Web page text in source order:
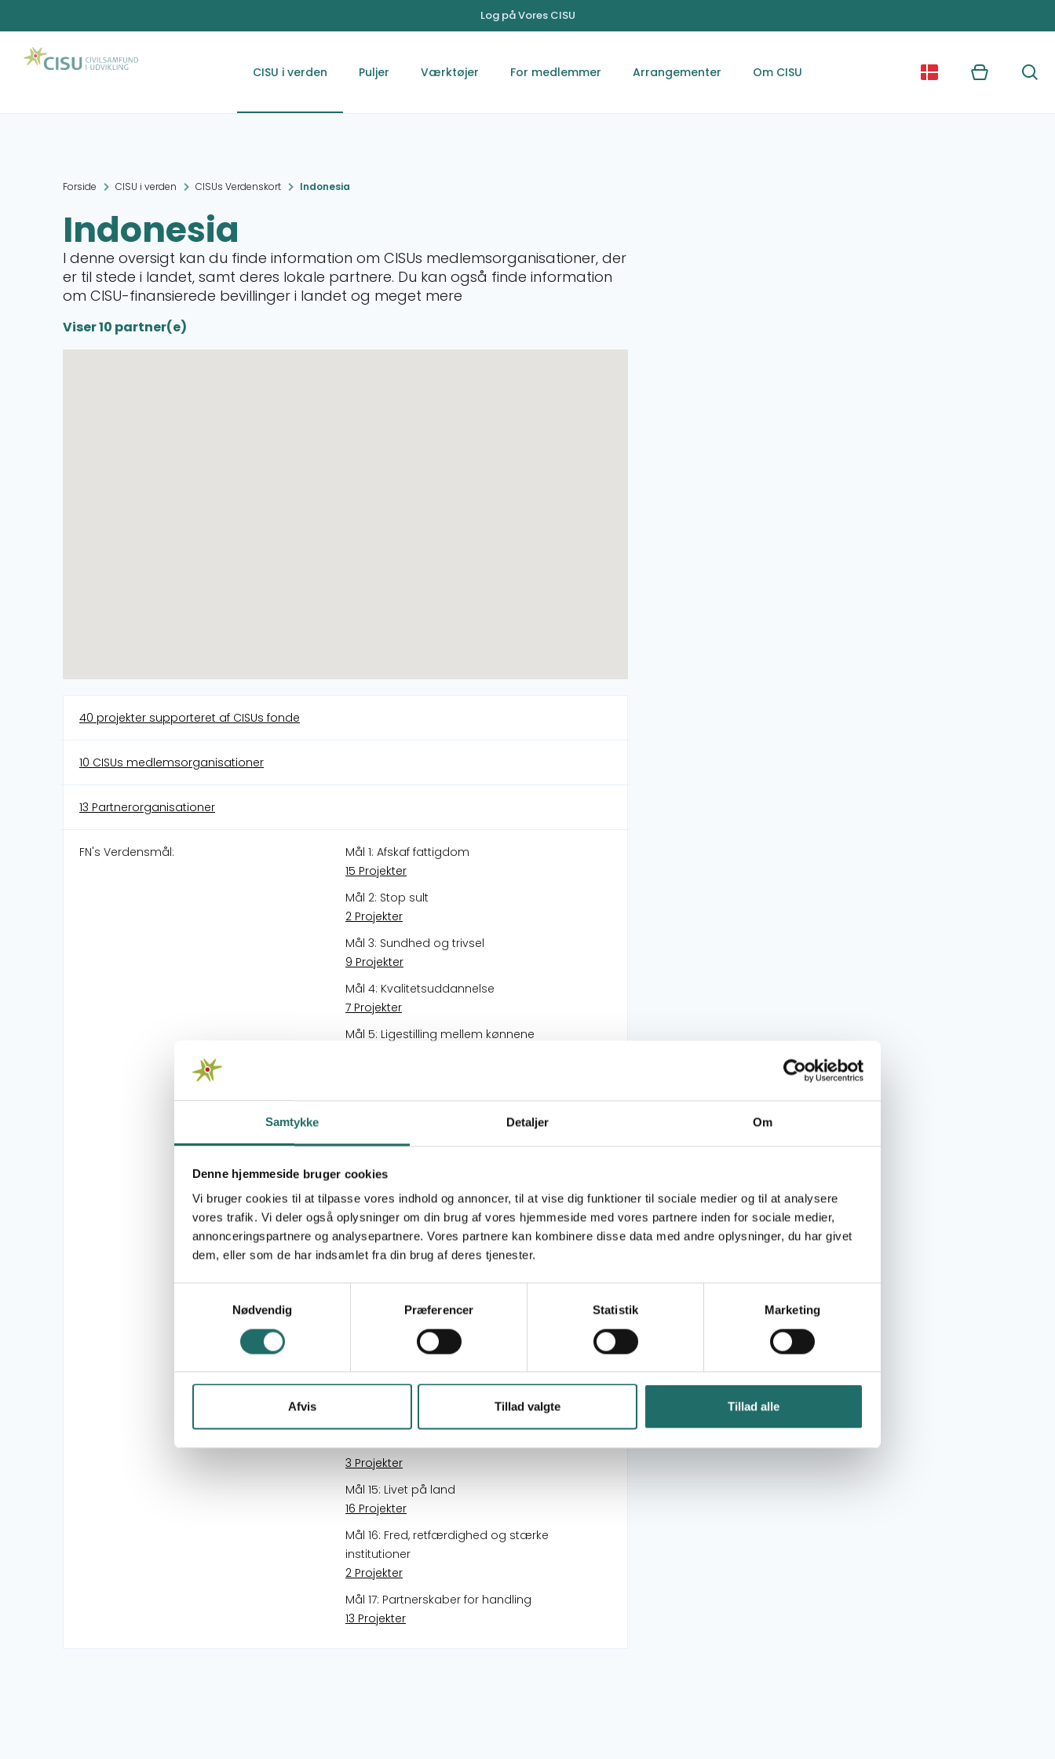
Samtykke Detaljer Om
Denne hjemmeside bruger cookies
Vi bruger cookies til at tilpasse vores indhold og annoncer, til at vise dig funktioner til sociale medier og til at analysere
vores trafik. Vi deler også oplysninger om din brug af vores hjemmeside med vores partnere inden for sociale medier,
annonceringspartnere og analysepartnere. Vores partnere kan kombinere disse data med andre oplysninger, du har givet
dem, eller som de har indsamlet fra din brug af deres tjenester.
Nødvendig
Præferencer Statistik Marketing
Afvis Tillad valgte Tillad alle
Log på Vores CISU
CISU i verden Puljer Værktøjer For medlemmer Arrangementer Om CISU Kurv Søg
Forside CISU i verden CISUs Verdenskort Indonesia
Indonesia
I denne oversigt kan du finde information om CISUs medlemsorganisationer, der
er til stede i landet, samt deres lokale partnere. Du kan også finde information
om CISU-finansierede bevillinger i landet og meget mere
Viser 10 partner(e)
40 projekter supporteret af CISUs fonde
10 CISUs medlemsorganisationer
13 Partnerorganisationer
FN's Verdensmål:
Mål 1: Afskaf fattigdom
15 Projekter
Mål 2: Stop sult
2 Projekter
Mål 3: Sundhed og trivsel
9 Projekter
Mål 4: Kvalitetsuddannelse
7 Projekter
Mål 5: Ligestilling mellem kønnene
3 Projekter
1 Projekter
Mål 8: Anstændige jobs og økonomisk vækst
6 Projekter
Mål 9: Industri, innovation og infrastruktur
1 Projekter
Mål 10: Mindre ulighed
7 Projekter
Mål 11: Bæredygtige byer og lokalsamfund
Mål 12: Ansvarligt forbrug og produktion
10 Projekter
Mål 14: Livet i havet
3 Projekter
Mål 15: Livet på land
16 Projekter
Mål 16: Fred, retfærdighed og stærke
institutioner
2 Projekter
Mål 17: Partnerskaber for handling
13 Projekter